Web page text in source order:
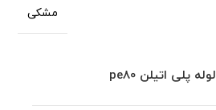
مشکی
لوله پلی اتیلنpe80